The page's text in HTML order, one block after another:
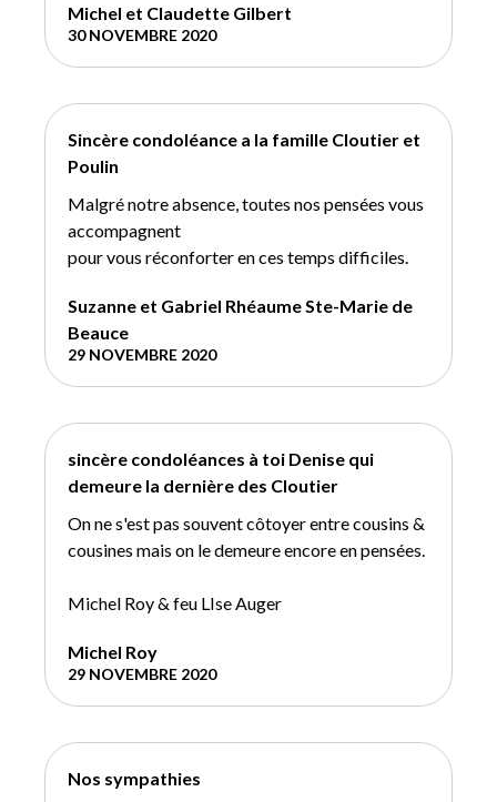
Michel et Claudette Gilbert
30 NOVEMBRE 2020
Sincère condoléance a la famille Cloutier et
Poulin
Malgré notre absence, toutes nos pensées vous
accompagnent
pour vous réconforter en ces temps difficiles.
Suzanne et Gabriel Rhéaume Ste-Marie de
Beauce
29 NOVEMBRE 2020
sincère condoléances à toi Denise qui
demeure la dernière des Cloutier
On ne s'est pas souvent côtoyer entre cousins &
cousines mais on le demeure encore en pensées.
Michel Roy & feu LIse Auger
Michel Roy
29 NOVEMBRE 2020
Nos sympathies